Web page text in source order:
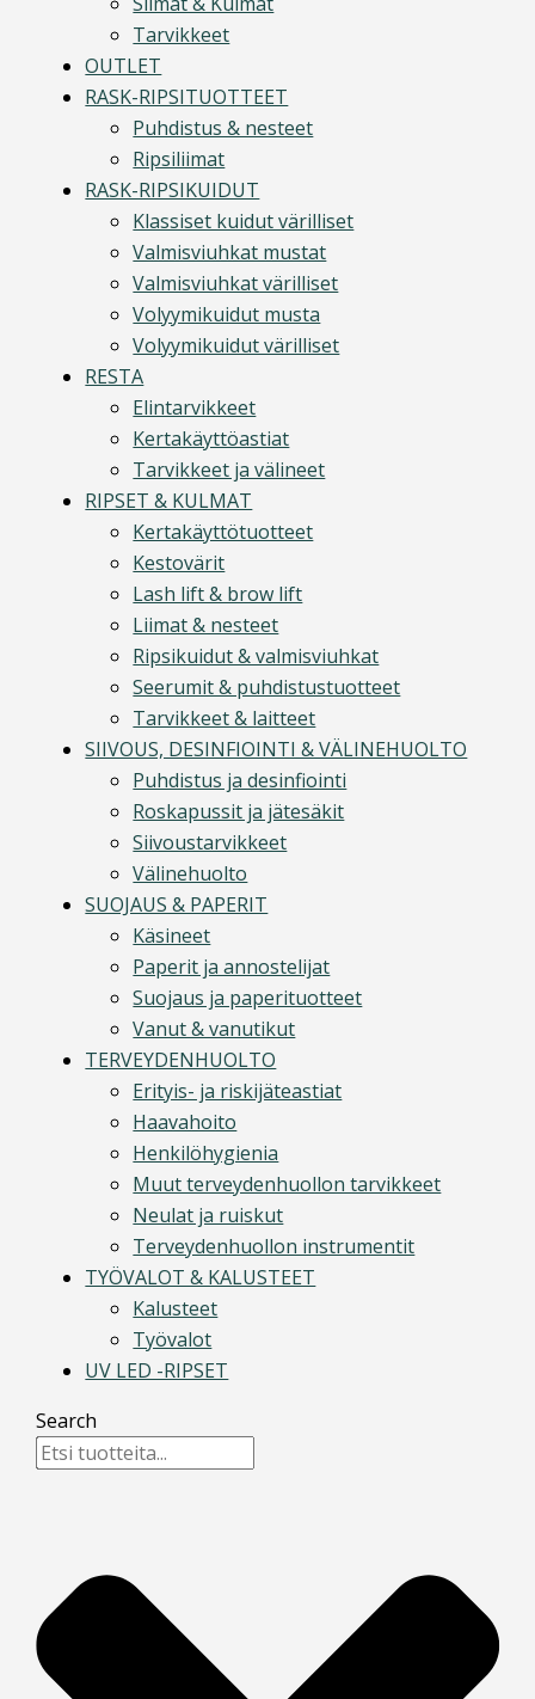
Tarvikkeet
OUTLET
RASK-RIPSITUOTTEET
Puhdistus & nesteet
Ripsiliimat
RASK-RIPSIKUIDUT
Klassiset kuidut värilliset
Valmisviuhkat mustat
Valmisviuhkat värilliset
Volyymikuidut musta
Volyymikuidut värilliset
RESTA
Elintarvikkeet
Kertakäyttöastiat
Tarvikkeet ja välineet
RIPSET & KULMAT
Kertakäyttötuotteet
Kestovärit
Lash lift & brow lift
Liimat & nesteet
Ripsikuidut & valmisviuhkat
Seerumit & puhdistustuotteet
Tarvikkeet & laitteet
SIIVOUS, DESINFIOINTI & VÄLINEHUOLTO
Puhdistus ja desinfiointi
Roskapussit ja jätesäkit
Siivoustarvikkeet
Välinehuolto
SUOJAUS & PAPERIT
Käsineet
Paperit ja annostelijat
Suojaus ja paperituotteet
Vanut & vanutikut
TERVEYDENHUOLTO
Erityis- ja riskijäteastiat
Haavahoito
Henkilöhygienia
Muut terveydenhuollon tarvikkeet
Neulat ja ruiskut
Terveydenhuollon instrumentit
TYÖVALOT & KALUSTEET
Kalusteet
Työvalot
UV LED -RIPSET
Search